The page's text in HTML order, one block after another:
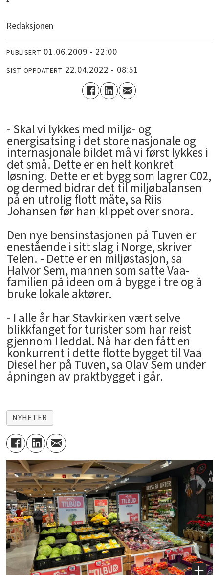
Redaksjonen
PUBLISERT 01.06.2009 - 22:00
SIST OPPDATERT 22.04.2022 - 08:51
- Skal vi lykkes med miljø- og
energisatsing i det store nasjonale og
internasjonale bildet må vi først lykkes i
det små. Dette er en helt konkret
løsning. Dette er et bygg som lagrer C02,
og dermed bidrar det til miljøbalansen
på en utrolig flott måte, sa Riis
Johansen før han klippet over snora.
Den nye bensinstasjonen på Tuven er
enestående i sitt slag i Norge, skriver
Telen. - Dette er en miljøstasjon, sa
Halvor Sem, mannen som satte Vaa-
familien på ideen om å bygge i tre og å
bruke lokale aktører.
- I alle år har Stavkirken vært selve
blikkfanget for turister som har reist
gjennom Heddal. Nå har den fått en
konkurrent i dette flotte bygget til Vaa
Diesel her på Tuven, sa Olav Sem under
åpningen av praktbygget i går.
NYHETER